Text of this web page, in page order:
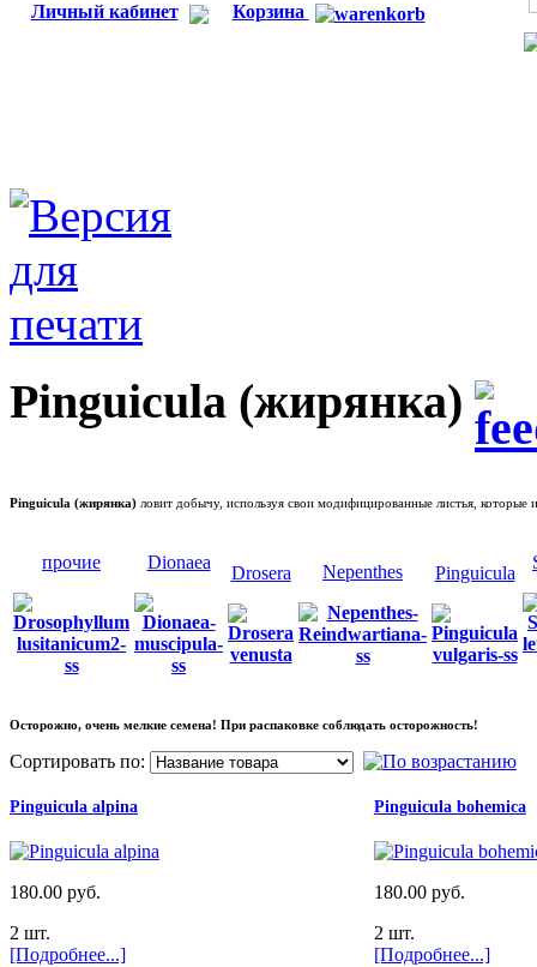
Личный кабинет Корзина
Pinguicula (жирянка)
Pinguicula (жирянка) ловит добычу, используя свои модифицированные листья,
прочие Dionaea
Drosera Nepenthes Pinguicula
Осторожно, очень мелкие семена! При распаковке соблюдать осторожность!
Сортировать по:
Pinguicula alpina
180.00 руб.
2 шт.
[Подробнее...]
Pinguicula bohemica
180.00 руб.
2 шт.
[Подробнее...]